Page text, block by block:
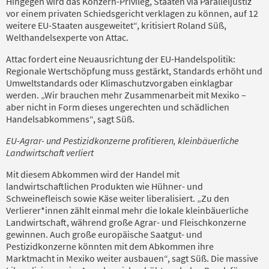
vor einem privaten Schiedsgericht verklagen zu können, auf 12
weitere EU-Staaten ausgeweitet“, kritisiert Roland Süß,
Welthandelsexperte von Attac.
Attac fordert eine Neuausrichtung der EU-Handelspolitik:
Regionale Wertschöpfung muss gestärkt, Standards erhöht und
Umweltstandards oder Klimaschutzvorgaben einklagbar
werden. „Wir brauchen mehr Zusammenarbeit mit Mexiko –
aber nicht in Form dieses ungerechten und schädlichen
Handelsabkommens“, sagt Süß.
EU-Agrar- und Pestizidkonzerne profitieren, kleinbäuerliche
Landwirtschaft verliert
Mit diesem Abkommen wird der Handel mit
landwirtschaftlichen Produkten wie Hühner- und
Schweinefleisch sowie Käse weiter liberalisiert. „Zu den
Verlierer*innen zählt einmal mehr die lokale kleinbäuerliche
Landwirtschaft, während große Agrar- und Fleischkonzerne
gewinnen. Auch große europäische Saatgut- und
Pestizidkonzerne könnten mit dem Abkommen ihre
Marktmacht in Mexiko weiter ausbauen“, sagt Süß. Die massive